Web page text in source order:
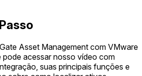
Asset Management com VMware
pode acessar nosso vídeo com
suas principais funções e